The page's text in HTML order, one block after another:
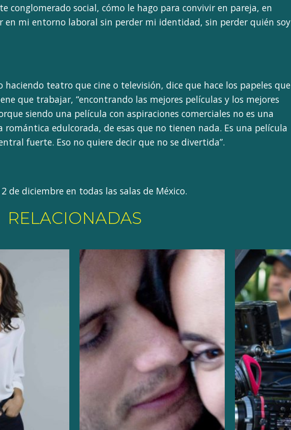
conglomerado social, cómo le hago para convivir en pareja, en
en mi entorno laboral sin perder mi identidad, sin perder quién soy
haciendo teatro que cine o televisión, dice que hace los papeles que
que trabajar, “encontrando las mejores películas y los mejores
siendo una película con aspiraciones comerciales no es una
romántica edulcorada, de esas que no tienen nada. Es una película
fuerte. Eso no quiere decir que no se divertida”.
de diciembre en todas las salas de México.
RELACIONADAS